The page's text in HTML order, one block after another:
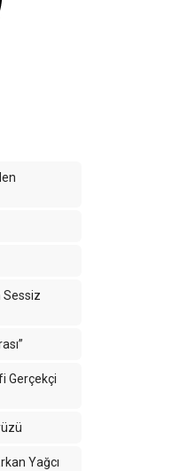
Sessiz
Gerçekçi
Yağcı